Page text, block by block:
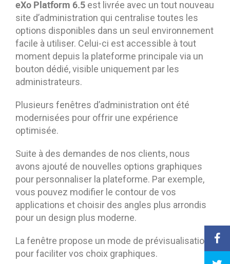
eXo Platform 6.5 est livrée avec un tout nouveau
site d’administration qui centralise toutes les
options disponibles dans un seul environnement
facile à utiliser. Celui-ci est accessible à tout
moment depuis la plateforme principale via un
bouton dédié, visible uniquement par les
administrateurs.
Plusieurs fenêtres d’administration ont été
modernisées pour offrir une expérience
optimisée.
Suite à des demandes de nos clients, nous
avons ajouté de nouvelles options graphiques
pour personnaliser la plateforme. Par exemple,
vous pouvez modifier le contour de vos
applications et choisir des angles plus arrondis
pour un design plus moderne.
La fenêtre propose un mode de prévisualisation
pour faciliter vos choix graphiques.